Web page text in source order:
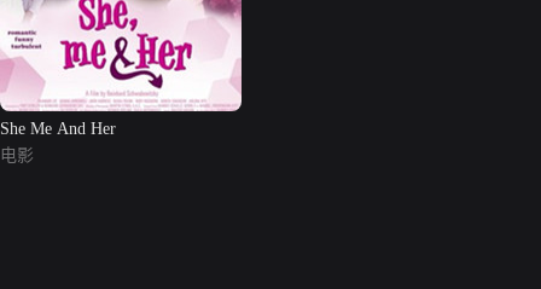
She Me And Her
电影